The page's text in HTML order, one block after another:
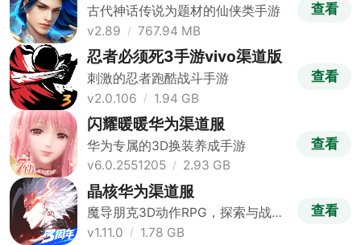
古代神话传说为题材的仙侠类手游
v2.89
767.94 MB
查看
忍者必须死3手游vivo渠道版
刺激的忍者跑酷战斗手游
v2.0.106
1.94 GB
查看
闪耀暖暖华为渠道服
华为专属的3D换装养成手游
v6.0.2551205
2.93 GB
查看
晶核华为渠道服
魔导朋克3D动作RPG，探索与战斗
结合
v1.11.0 1.78 GB
查看